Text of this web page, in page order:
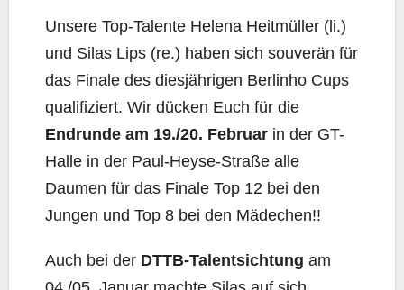
Unsere Top-Talente Helena Heitmüller (li.)
und Silas Lips (re.) haben sich souverän für
das Finale des diesjährigen Berlinho Cups
qualifiziert. Wir dücken Euch für die
Endrunde am 19./20. Februar in der GT-
Halle in der Paul-Heyse-Straße alle
Daumen für das Finale Top 12 bei den
Jungen und Top 8 bei den Mädechen!!
Auch bei der DTTB-Talentsichtung am